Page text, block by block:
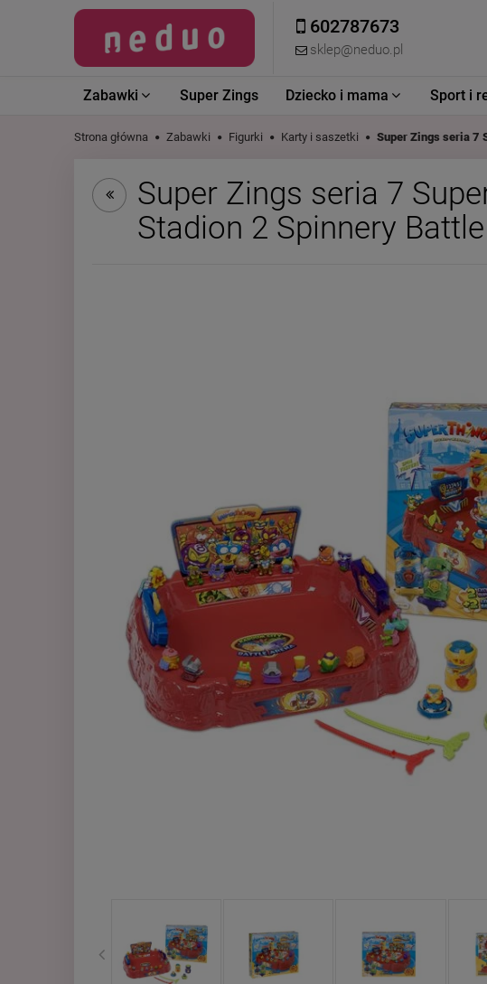
602787673
sklep@neduo.pl
Zabawki Super Zings Dziecko i mama Sport i
Strona główna Zabawki Figurki Karty i saszetki Super Zings seria 7
Super Zings seria 7
Stadion 2 Spinnery